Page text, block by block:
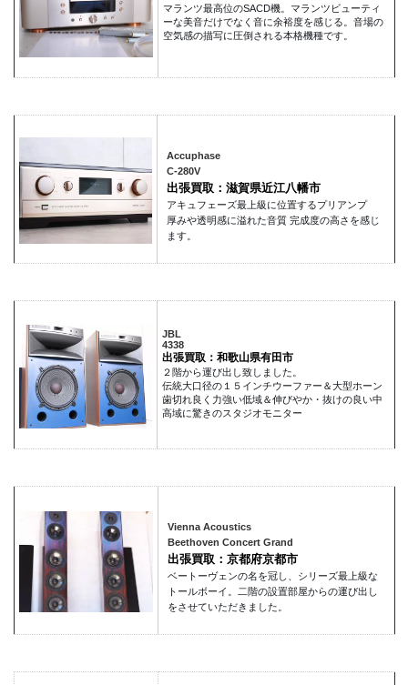
マランツ最高位のSACD機。マランツビューティ
ーな美音だけでなく音に余裕度を感じる。音場の
空気感の描写に圧倒される本格機種です。
Accuphase
C-280V
出張買取：滋賀県近江八幡市
アキュフェーズ最上級に位置するプリアンプ
厚みや透明感に溢れた音質 完成度の高さを感じ
ます。
JBL
4338
出張買取：和歌山県有田市
２階から運び出し致しました。
伝統大口径の１５インチウーファー＆大型ホーン
歯切れ良く力強い低域＆伸びやか・抜けの良い中
高域に驚きのスタジオモニター
Vienna Acoustics
Beethoven Concert Grand
出張買取：京都府京都市
ベートーヴェンの名を冠し、シリーズ最上級な
トールボーイ。二階の設置部屋からの運び出し
をさせていただきました。